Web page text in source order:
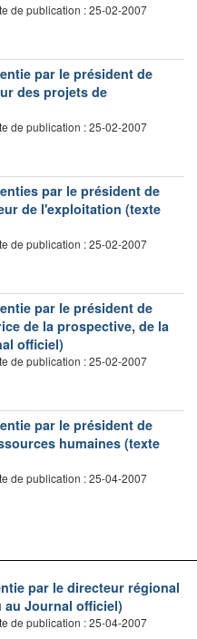
de publication : 25-02-2007
par le président de
des projets de
de publication : 25-02-2007
par le président de
de l'exploitation (texte
de publication : 25-02-2007
par le président de
de la prospective, de la
officiel)
de publication : 25-02-2007
par le président de
humaines (texte
de publication : 25-04-2007
par le directeur régional
au Journal officiel)
de publication : 25-04-2007